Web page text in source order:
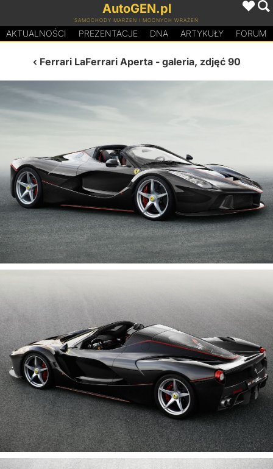
AutoGEN.pl
SAMOCHODY MARZEŃ I MOCNYCH WRAŻEŃ
AKTUALNOŚCI PREZENTACJE DNA ARTYKUŁY FORUM
Ferrari LaFerrari Aperta- galeria, zdjęć 90